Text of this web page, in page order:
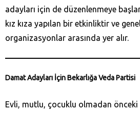
adayları için de düzenlenmeye
kız kıza yapılan bir etkinliktir ve
organizasyonlar arasında yer alır.
Damat Adayları İçin Bekarlığa Veda Partisi
Evli, mutlu, çocuklu olmadan